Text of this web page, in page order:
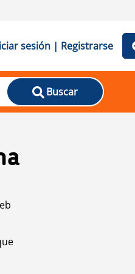
sesión | Registrarse
Buscar